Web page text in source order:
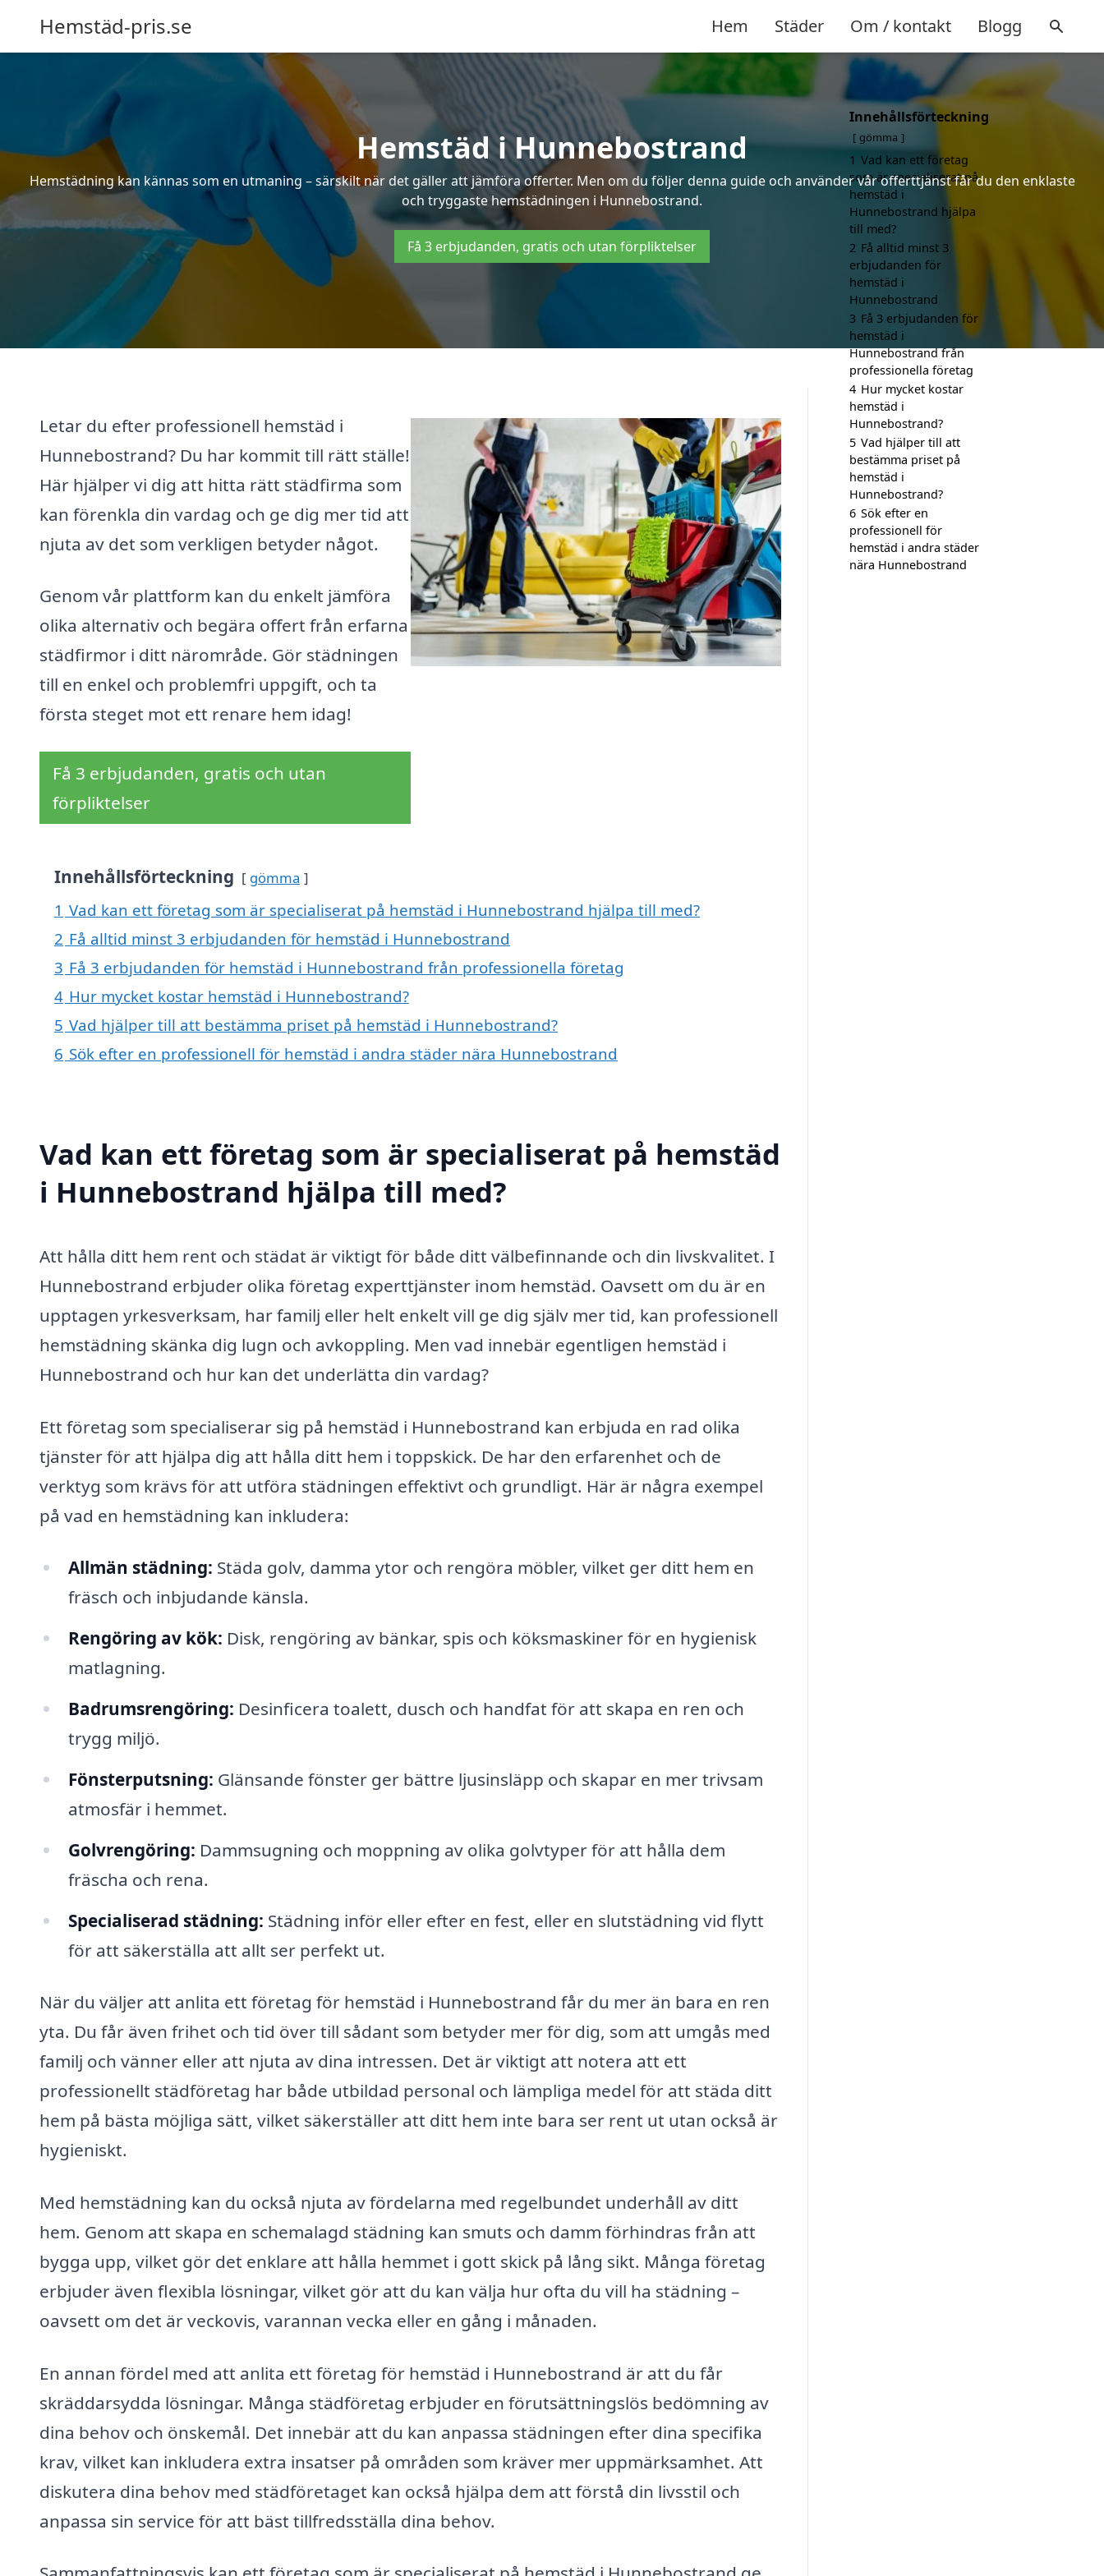
Hemstäd-pris.se Hem Städer Om / kontakt Blogg
Hemstäd i Hunnebostrand
Hemstädning kan kännas som en utmaning – särskilt när det gäller att jämföra offerter. Men om du följer denna guide och använder vår offerttjänst får du den enklaste
och tryggaste hemstädningen i Hunnebostrand.
Få 3 erbjudanden, gratis och utan förpliktelser
Letar du efter professionell hemstäd i
Hunnebostrand? Du har kommit till rätt ställe!
Här hjälper vi dig att hitta rätt städfirma som
kan förenkla din vardag och ge dig mer tid att
njuta av det som verkligen betyder något.
Genom vår plattform kan du enkelt jämföra
olika alternativ och begära offert från erfarna
städfirmor i ditt närområde. Gör städningen
till en enkel och problemfri uppgift, och ta
första steget mot ett renare hem idag!
Få 3 erbjudanden, gratis och utan
förpliktelser
Innehållsförteckning gömma
1 Vad kan ett företag som är specialiserat på hemstäd i Hunnebostrand hjälpa till med?
2 Få alltid minst 3 erbjudanden för hemstäd i Hunnebostrand
3 Få 3 erbjudanden för hemstäd i Hunnebostrand från professionella företag
4 Hur mycket kostar hemstäd i Hunnebostrand?
5 Vad hjälper till att bestämma priset på hemstäd i Hunnebostrand?
6 Sök efter en professionell för hemstäd i andra städer nära Hunnebostrand
Vad kan ett företag som är specialiserat på hemstäd
i Hunnebostrand hjälpa till med?
Att hålla ditt hem rent och städat är viktigt för både ditt välbefinnande och din livskvalitet. I
Hunnebostrand erbjuder olika företag experttjänster inom hemstäd. Oavsett om du är en
upptagen yrkesverksam, har familj eller helt enkelt vill ge dig själv mer tid, kan professionell
hemstädning skänka dig lugn och avkoppling. Men vad innebär egentligen hemstäd i
Hunnebostrand och hur kan det underlätta din vardag?
Ett företag som specialiserar sig på hemstäd i Hunnebostrand kan erbjuda en rad olika
tjänster för att hjälpa dig att hålla ditt hem i toppskick. De har den erfarenhet och de
verktyg som krävs för att utföra städningen effektivt och grundligt. Här är några exempel
på vad en hemstädning kan inkludera:
Allmän städning: Städa golv, damma ytor och rengöra möbler, vilket ger ditt hem en
fräsch och inbjudande känsla.
Rengöring av kök: Disk, rengöring av bänkar, spis och köksmaskiner för en hygienisk
matlagning.
Badrumsrengöring: Desinficera toalett, dusch och handfat för att skapa en ren och
trygg miljö.
Fönsterputsning: Glänsande fönster ger bättre ljusinsläpp och skapar en mer trivsam
atmosfär i hemmet.
Golvrengöring: Dammsugning och moppning av olika golvtyper för att hålla dem
fräscha och rena.
Specialiserad städning: Städning inför eller efter en fest, eller en slutstädning vid flytt
för att säkerställa att allt ser perfekt ut.
När du väljer att anlita ett företag för hemstäd i Hunnebostrand får du mer än bara en ren
yta. Du får även frihet och tid över till sådant som betyder mer för dig, som att umgås med
familj och vänner eller att njuta av dina intressen. Det är viktigt att notera att ett
professionellt städföretag har både utbildad personal och lämpliga medel för att städa ditt
hem på bästa möjliga sätt, vilket säkerställer att ditt hem inte bara ser rent ut utan också är
hygieniskt.
Med hemstädning kan du också njuta av fördelarna med regelbundet underhåll av ditt
hem. Genom att skapa en schemalagd städning kan smuts och damm förhindras från att
bygga upp, vilket gör det enklare att hålla hemmet i gott skick på lång sikt. Många företag
erbjuder även flexibla lösningar, vilket gör att du kan välja hur ofta du vill ha städning –
oavsett om det är veckovis, varannan vecka eller en gång i månaden.
En annan fördel med att anlita ett företag för hemstäd i Hunnebostrand är att du får
skräddarsydda lösningar. Många städföretag erbjuder en förutsättningslös bedömning av
dina behov och önskemål. Det innebär att du kan anpassa städningen efter dina specifika
krav, vilket kan inkludera extra insatser på områden som kräver mer uppmärksamhet. Att
diskutera dina behov med städföretaget kan också hjälpa dem att förstå din livsstil och
anpassa sin service för att bäst tillfredsställa dina behov.
Innehållsförteckning
gömma
1 Vad kan ett företag
som är specialiserat på
hemstäd i
Hunnebostrand hjälpa
till med?
2 Få alltid minst 3
erbjudanden för
hemstäd i
Hunnebostrand
3 Få 3 erbjudanden för
hemstäd i
Hunnebostrand från
professionella företag
4 Hur mycket kostar
hemstäd i
Hunnebostrand?
5 Vad hjälper till att
bestämma priset på
hemstäd i
Hunnebostrand?
6 Sök efter en
professionell för
hemstäd i andra städer
nära Hunnebostrand